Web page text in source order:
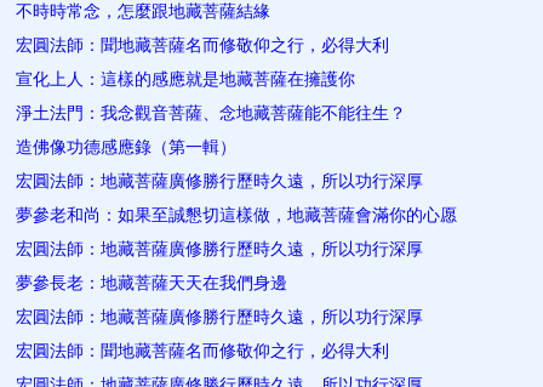
不時時常念，怎麼​跟地藏菩薩結緣
宏圓法師：聞地藏菩薩名而修敬仰之行，必得大利
宣化上人：這樣的感應就是地藏菩薩在擁護你
淨土法門：我念觀音菩薩、念地藏菩薩能不能往生？
造佛像功德感應錄（第一輯）
宏圓法師：地藏菩薩廣修勝行歷時久遠，所以功行深厚
夢參老和尚：如果至誠懇切這樣做，地藏菩薩會滿你的心愿
宏圓法師：地藏菩薩廣修勝行歷時久遠，所以功行深厚
夢參長老：地藏菩薩天天在我們​身邊
宏圓法師：地藏菩薩廣修勝行歷時久遠，所以功行深厚
宏圓法師：聞地藏菩薩名而修敬仰之行，必得大利